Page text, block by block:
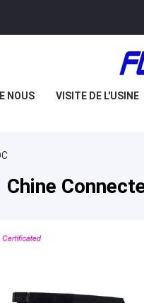
NOUS VISITE DE L'USINE
Chine